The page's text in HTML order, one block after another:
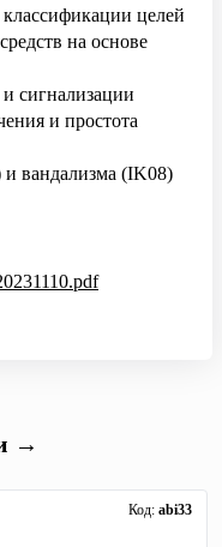
целей
на основе
сигнализации
и простота
вандализма (IK08)
→
Код: abi33